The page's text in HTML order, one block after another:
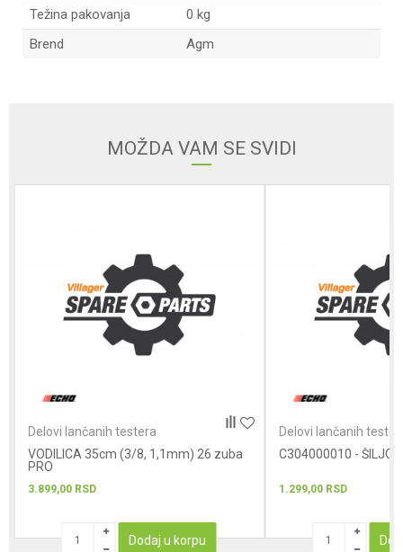
Težina pakovanja
0 kg
Brend
Agm
MOŽDA VAM SE SVIDI
Delovi lančanih testera
VODILICA 35cm (3/8, 1,1mm) 26 zuba
PRO
3.899,00 RSD
Dodaj u korpu
Delovi lančanih
C304000010 - ŠILJCI
1.299,00 RSD